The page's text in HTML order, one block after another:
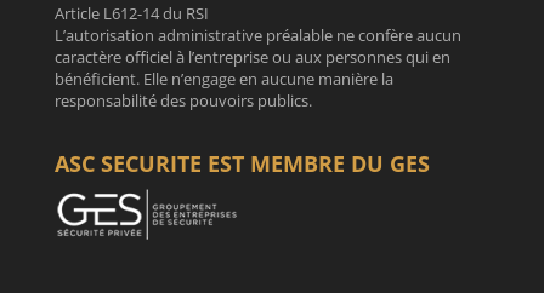
Article L612-14 du RSI
L’autorisation administrative préalable ne confère aucun
caractère officiel à l’entreprise ou aux personnes qui en
bénéficient. Elle n’engage en aucune manière la
responsabilité des pouvoirs publics.
ASC SECURITE EST MEMBRE DU GES